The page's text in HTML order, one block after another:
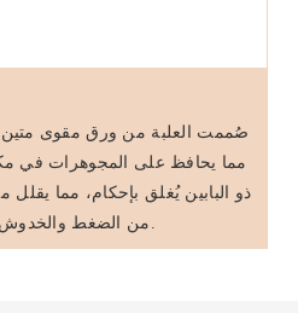
صُممت العلبة من ورق مقوى متين
مما يحافظ على المجوهرات في
ذو البابين يُغلق بإحكام، مما
من الضغط والخدوش والغبار أثناء التخزين والنقل.